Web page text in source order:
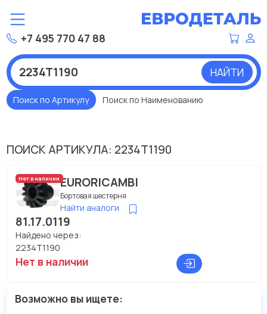
+7 495 770 47 88
НАЙТИ
Поиск по Артикулу Поиск по Наименованию
ПОИСК АРТИКУЛА: 2234T1190
Нет в наличииEURORICAMBI
Бортовая шестерня
Найти аналоги
81.17.0119
Найдено через:
2234T1190
Нет в наличии
Возможно вы ищете: